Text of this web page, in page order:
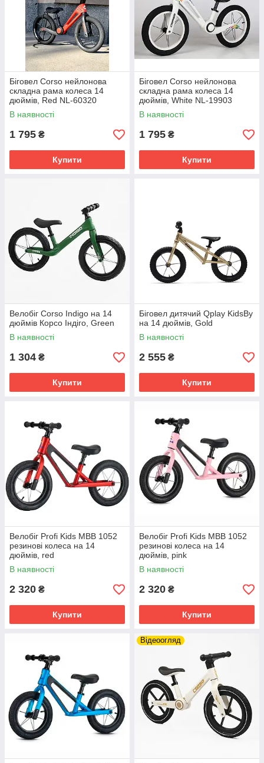
Біговел Corso нейлонова
складна рама колеса 14
дюймів, Red NL-60320
В наявності
1 795 ₴
Купити
Біговел Corso нейлонова
складна рама колеса 14
дюймів, White NL-19903
В наявності
1 795 ₴
Купити
Велобіг Corso Indigo на 14
дюймів Корсо Індіго, Green
В наявності
1 304 ₴
Купити
Біговел дитячий Qplay KidsBy
на 14 дюймів, Gold
В наявності
2 555 ₴
Купити
Велобіг Profi Kids MBB 1052
резинові колеса на 14
дюймів, red
В наявності
2 320 ₴
Купити
Велобіг Profi Kids MBB 1052
резинові колеса на 14
дюймів, pink
В наявності
2 320 ₴
Купити
Відеоогляд